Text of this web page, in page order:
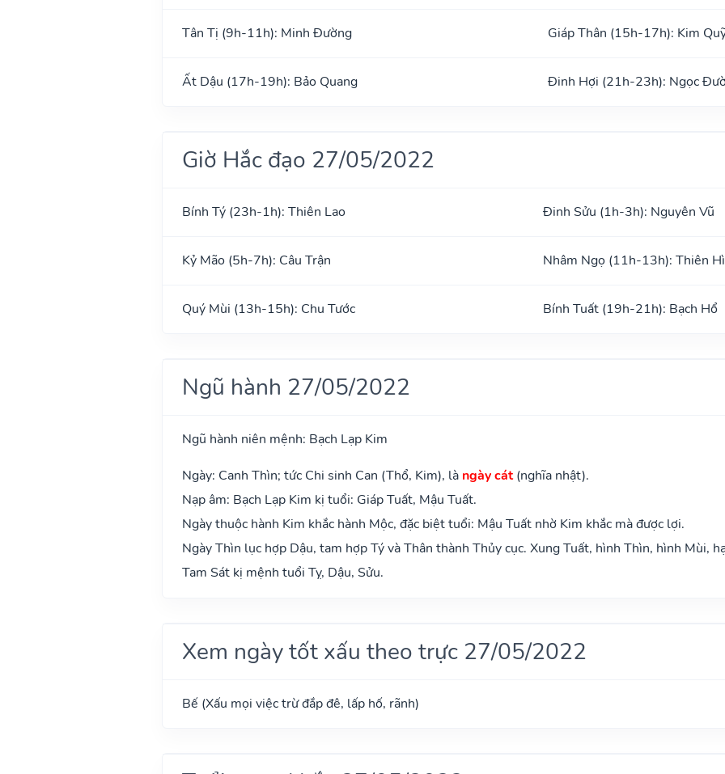
Tân Tị (9h-11h): Minh Đường Giáp Thân (15h-17h): Kim
Ất Dậu (17h-19h): Bảo Quang Đinh Hợi (21h-23h): Ngọc
Giờ Hắc đạo 27/05/2022
Bính Tý (23h-1h): Thiên Lao Đinh Sửu (1h-3h): Nguyên Vũ
Kỷ Mão (5h-7h): Câu Trận Nhâm Ngọ (11h-13h): Thiên
Quý Mùi (13h-15h): Chu Tước Bính Tuất (19h-21h): Bạch Hổ
Ngũ hành 27/05/2022
Ngũ hành niên mệnh: Bạch Lạp Kim
Ngày: Canh Thìn; tức Chi sinh Can (Thổ, Kim), là ngày cát(nghĩa nhật).
Nạp âm: Bạch Lạp Kim kị tuổi: Giáp Tuất, Mậu Tuất.
Ngày thuộc hành Kim khắc hành Mộc, đặc biệt tuổi: Mậu Tuất nhờ Kim khắc mà được lợi.
Ngày Thìn lục hợp Dậu, tam hợp Tý và Thân thành Thủy cục. Xung Tuất, hình Thìn, hình Mùi,
Tam Sát kị mệnh tuổi Tỵ, Dậu, Sửu.
Xem ngày tốt xấu theo trực 27/05/2022
Bế (Xấu mọi việc trừ đắp đê, lấp hố, rãnh)